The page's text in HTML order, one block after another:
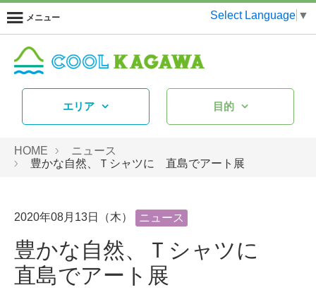
メニュー Select Language ▼
エリア 目的
HOME
ニュース
豊かな自然、Ｔシャツに 直島でアート展
2020年08月13日（木） ニュース
豊かな自然、Ｔシャツに
直島でアート展